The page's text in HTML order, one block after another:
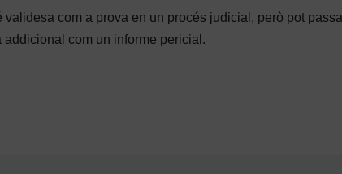
validesa com a prova en un procés judicial, però pot
com un informe pericial.